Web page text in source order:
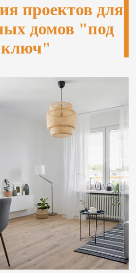
проектов для
домов "под
ключ"